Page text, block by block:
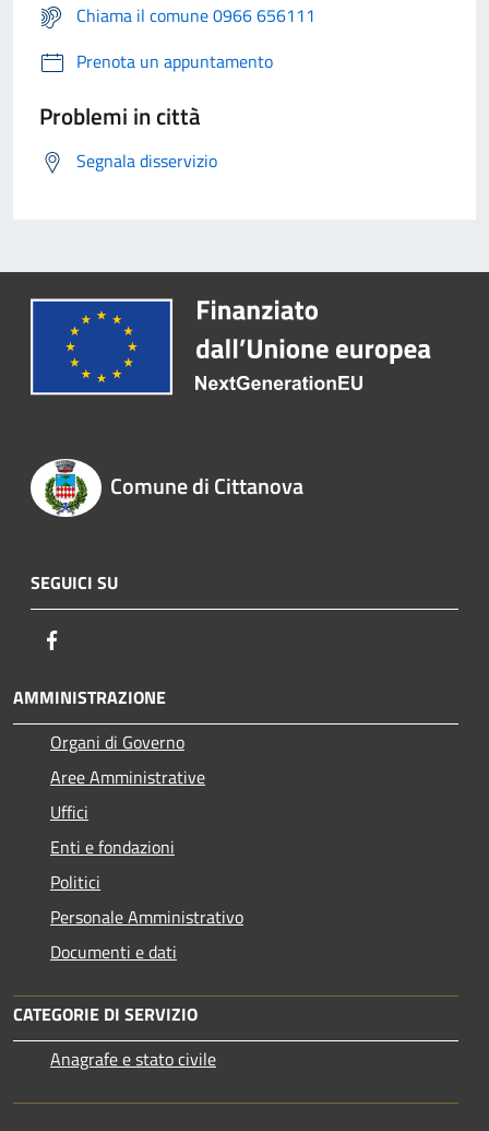
Chiama il comune 0966 656111
Prenota un appuntamento
Problemi in città
Segnala disservizio
Comune di Cittanova
SEGUICI SU
AMMINISTRAZIONE
Organi di Governo
Aree Amministrative
Uffici
Enti e fondazioni
Politici
Personale Amministrativo
Documenti e dati
CATEGORIE DI SERVIZIO
Anagrafe e stato civile